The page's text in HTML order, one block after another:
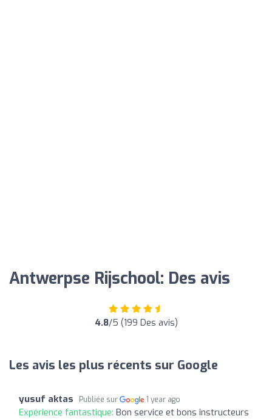
Antwerpse Rijschool: Des avis
4.8/5 (199 Des avis)
Les avis les plus récents sur Google
yusuf aktas Publiée sur 1 year ago
Expérience fantastique: Bon service et bons instructeurs